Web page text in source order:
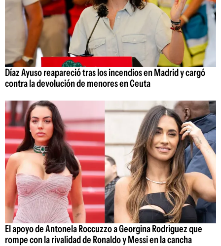
Díaz Ayuso reapareció tras los incendios en Madrid y cargó
contra la devolución de menores en Ceuta
El apoyo de Antonela Roccuzzo a Georgina Rodriguez que
rompe con la rivalidad de Ronaldo y Messi en la cancha